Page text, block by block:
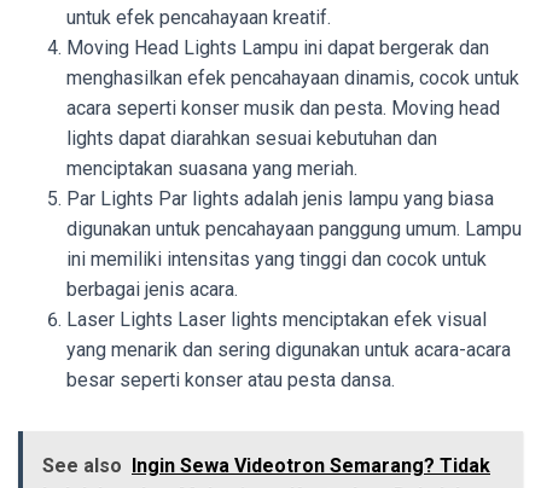
untuk efek pencahayaan kreatif.
Moving Head Lights Lampu ini dapat bergerak dan
menghasilkan efek pencahayaan dinamis, cocok untuk
acara seperti konser musik dan pesta. Moving head
lights dapat diarahkan sesuai kebutuhan dan
menciptakan suasana yang meriah.
Par Lights Par lights adalah jenis lampu yang biasa
digunakan untuk pencahayaan panggung umum. Lampu
ini memiliki intensitas yang tinggi dan cocok untuk
berbagai jenis acara.
Laser Lights Laser lights menciptakan efek visual
yang menarik dan sering digunakan untuk acara-acara
besar seperti konser atau pesta dansa.
See also Ingin Sewa Videotron Semarang? Tidak